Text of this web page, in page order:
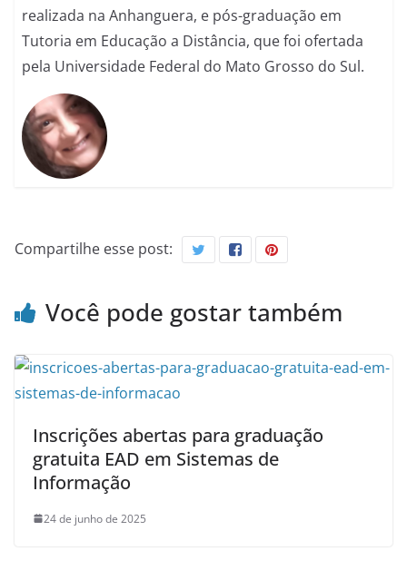
realizada na Anhanguera, e pós-graduação em
Tutoria em Educação a Distância, que foi ofertada
pela Universidade Federal do Mato Grosso do Sul.
Compartilhe esse post:
Você pode gostar também
Inscrições abertas para graduação
gratuita EAD em Sistemas de
Informação
24 de junho de 2025